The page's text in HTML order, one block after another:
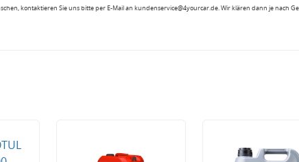
kontaktieren Sie uns bitte per E-Mail an kundenservice@4yourcar.de. Wir klären dann je nach